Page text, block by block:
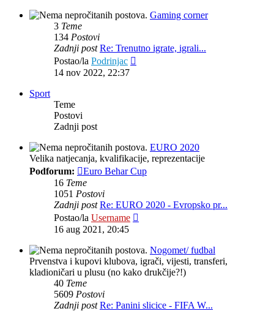
Gaming corner
3 Teme
134 Postovi
Zadnji post Re: Trenutno igrate, igrali...
Postao/la Podrinjac
14 nov 2022, 22:37
Sport
Teme
Postovi
Zadnji post
EURO 2020
Velika natjecanja, kvalifikacije, reprezentacije
Podforum:
Euro Behar Cup
16 Teme
1051 Postovi
Zadnji post Re: EURO 2020 - Evropsko pr...
Postao/la Username
16 aug 2021, 20:45
Nogomet/ fudbal
Prvenstva i kupovi klubova, igrači, vijesti, transferi,
kladioničari u plusu (no kako drukčije?!)
40 Teme
5609 Postovi
Zadnji post Re: Panini slicice - FIFA W...